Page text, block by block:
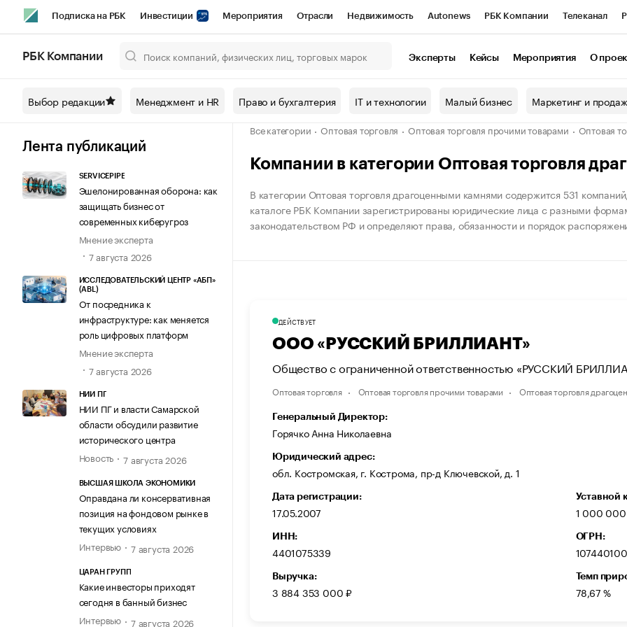
Подписка на РБК Инвестиции Мероприятия Отрасли Недвижимость Autonews РБК Компании Телеканал
Спецпроекты СПб Конференции СПб Спецпроекты Проверка контрагентов
Технологии и медиа
РБК Компании Эксперты Кейсы Мероприятия О
Выбор редакции Менеджмент и HR Право и бухгалтерия IT и технологии Малый бизнес Маркетинг и
Лента публикаций
SERVICEPIPE
Эшелонированная оборона: как
защищать бизнес от
современных киберугроз
Мнение эксперта
7 августа 2026
ИССЛЕДОВАТЕЛЬСКИЙ ЦЕНТР «АБП»
(ABL)
От посредника к
инфраструктуре: как меняется
роль цифровых платформ
Мнение эксперта
7 августа 2026
НИИ ПГ
НИИ ПГ и власти Самарской
области обсудили развитие
исторического центра
Новость
7 августа 2026
ВЫСШАЯ ШКОЛА ЭКОНОМИКИ
Оправдана ли консервативная
позиция на фондовом рынке в
текущих условиях
Интервью
7 августа 2026
ЦАРАН ГРУПП
Какие инвесторы приходят
сегодня в банный бизнес
Интервью
7 августа 2026
Все категории Оптовая торговля Оптовая торговля прочими товарами Оптовая
Компании в категории Оптовая торговля
В категории Оптовая торговля драгоценными камнями содержится 531
каталоге РБК Компании зарегистрированы юридические лица с разными
законодательством РФ и определяют права, обязанности и порядок
ДЕЙСТВУЕТ
ООО «РУССКИЙ БРИЛЛИАНТ»
Общество с ограниченной ответственностью «РУССКИЙ
Оптовая торговля Оптовая торговля прочими товарами Оптовая торговля
Генеральный Директор:
Горячко Анна Николаевна
Юридический адрес:
обл. Костромская, г. Кострома, пр-д Ключевской, д. 1
Дата регистрации:
17.05.2007
Уставной
1 000
ИНН:
4401075339
ОГРН:
Выручка:
3 884 353 000 ₽
Темп
78,67 %